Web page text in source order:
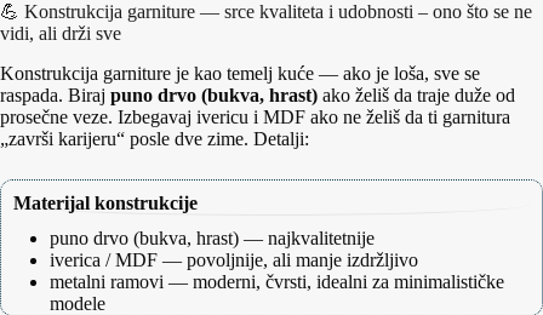
💪 Konstrukcija garniture — srce kvaliteta i udobnosti – ono što se ne
vidi, ali drži sve
Konstrukcija garniture je kao temelj kuće — ako je loša, sve se
raspada. Biraj puno drvo (bukva, hrast) ako želiš da traje duže od
prosečne veze. Izbegavaj ivericu i MDF ako ne želiš da ti garnitura
„završi karijeru“ posle dve zime. Detalji:
Materijal konstrukcije
puno drvo (bukva, hrast) — najkvalitetnije
iverica / MDF — povoljnije, ali manje izdržljivo
metalni ramovi — moderni, čvrsti, idealni za minimalističke
modele